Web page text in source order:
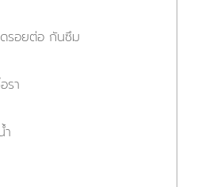
รอยต่อ กันซึม
รา
ำ